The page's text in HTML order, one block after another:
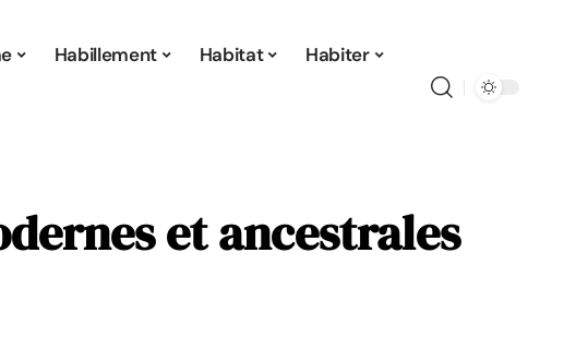
Habillement Habitat Habiter
et ancestrales